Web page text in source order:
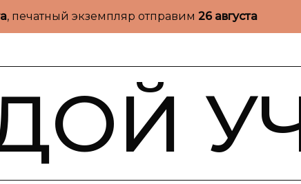
, печатный экземпляр отправим 26 августа